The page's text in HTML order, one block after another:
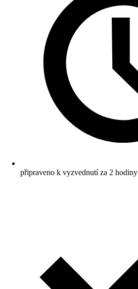
připraveno k vyzvednutí za 2 hodiny